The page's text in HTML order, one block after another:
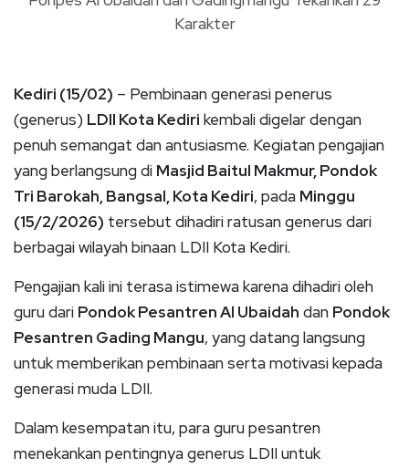
Kediri (15/02) – Pembinaan generasi penerus
(generus) LDII Kota Kediri kembali digelar dengan
penuh semangat dan antusiasme. Kegiatan pengajian
yang berlangsung di Masjid Baitul Makmur, Pondok
Tri Barokah, Bangsal, Kota Kediri, pada Minggu
(15/2/2026) tersebut dihadiri ratusan generus dari
berbagai wilayah binaan LDII Kota Kediri.
Pengajian kali ini terasa istimewa karena dihadiri oleh
guru dari Pondok Pesantren Al Ubaidah dan Pondok
Pesantren Gading Mangu, yang datang langsung
untuk memberikan pembinaan serta motivasi kepada
generasi muda LDII.
Dalam kesempatan itu, para guru pesantren
menekankan pentingnya generus LDII untuk